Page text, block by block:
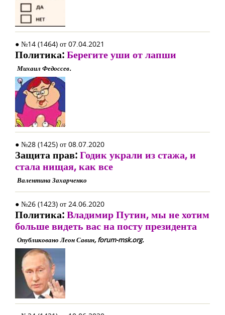
● №14 (1464) от 07.04.2021
Политика:Берегите уши от лапши
Михаил Федоссев.
● №28 (1425) от 08.07.2020
Защита прав:Годик украли из стажа, и
стала нищая, как все
Валентина Захарченко
● №26 (1423) от 24.06.2020
Политика:Владимир Путин, мы не хотим
больше видеть вас на посту президента
Опубликовано Леон Савин, forum-msk.org.